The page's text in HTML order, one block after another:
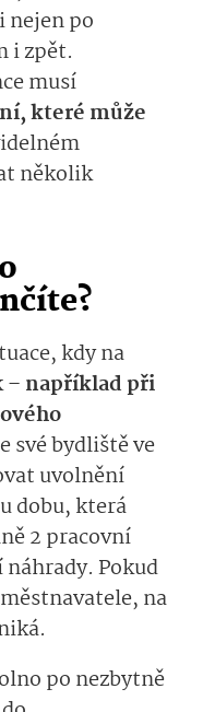
ne­jenpo
i zpět.
musí
í, které může
několik
kdy na
– například při
své bydlištěve
uvolnění
dobu, která
2 pracovní
náhrady. Pokud
, na
po nezbytně